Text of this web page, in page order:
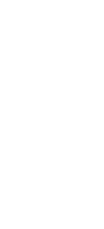
leren
zijn.
materiaal,
alternatief
te doen